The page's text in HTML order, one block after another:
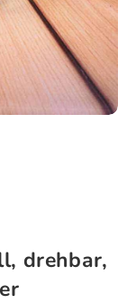
drehbar,